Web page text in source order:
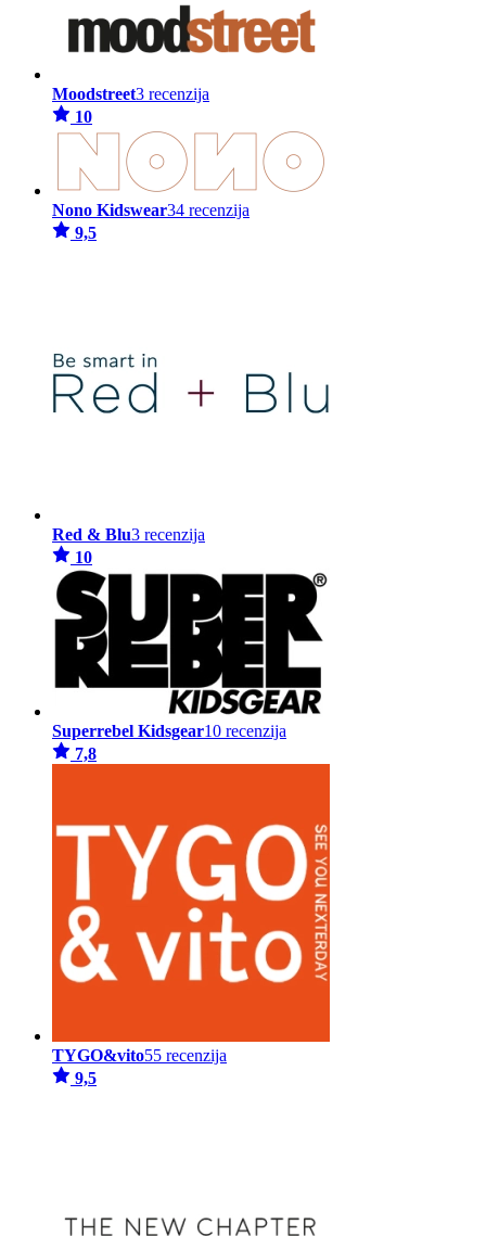
Moodstreet3 recenzija
10
Nono Kidswear34 recenzija
9,5
Red & Blu3 recenzija
10
Superrebel Kidsgear10 recenzija
7,8
TYGO&vito55 recenzija
9,5